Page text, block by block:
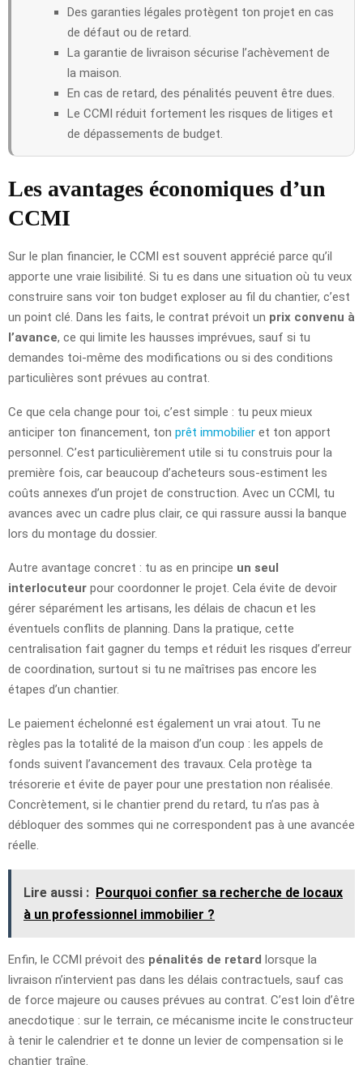
Des garanties légales protègent ton projet en cas
de défaut ou de retard.
La garantie de livraison sécurise l’achèvement de
la maison.
En cas de retard, des pénalités peuvent être dues.
Le CCMI réduit fortement les risques de litiges et
de dépassements de budget.
Les avantages économiques d’un
CCMI
Sur le plan financier, le CCMI est souvent apprécié parce qu’il
apporte une vraie lisibilité. Si tu es dans une situation où tu veux
construire sans voir ton budget exploser au fil du chantier, c’est
un point clé. Dans les faits, le contrat prévoit un prix convenu à
l’avance, ce qui limite les hausses imprévues, sauf si tu
demandes toi-même des modifications ou si des conditions
particulières sont prévues au contrat.
Ce que cela change pour toi, c’est simple : tu peux mieux
anticiper ton financement, ton prêt immobilier et ton apport
personnel. C’est particulièrement utile si tu construis pour la
première fois, car beaucoup d’acheteurs sous-estiment les
coûts annexes d’un projet de construction. Avec un CCMI, tu
avances avec un cadre plus clair, ce qui rassure aussi la banque
lors du montage du dossier.
Autre avantage concret : tu as en principe un seul
interlocuteur pour coordonner le projet. Cela évite de devoir
gérer séparément les artisans, les délais de chacun et les
éventuels conflits de planning. Dans la pratique, cette
centralisation fait gagner du temps et réduit les risques d’erreur
de coordination, surtout si tu ne maîtrises pas encore les
étapes d’un chantier.
Le paiement échelonné est également un vrai atout. Tu ne
règles pas la totalité de la maison d’un coup : les appels de
fonds suivent l’avancement des travaux. Cela protège ta
trésorerie et évite de payer pour une prestation non réalisée.
Concrètement, si le chantier prend du retard, tu n’as pas à
débloquer des sommes qui ne correspondent pas à une avancée
réelle.
Lire aussi : Pourquoi confier sa recherche de locaux
à un professionnel immobilier ?
Enfin, le CCMI prévoit des pénalités de retard lorsque la
livraison n’intervient pas dans les délais contractuels, sauf cas
de force majeure ou causes prévues au contrat. C’est loin d’être
anecdotique : sur le terrain, ce mécanisme incite le constructeur
à tenir le calendrier et te donne un levier de compensation si le
chantier traîne.